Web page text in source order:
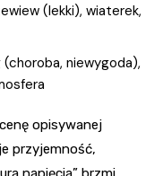
(lekki), wiaterek,
niewygoda),
opisywanej
przyjemność,